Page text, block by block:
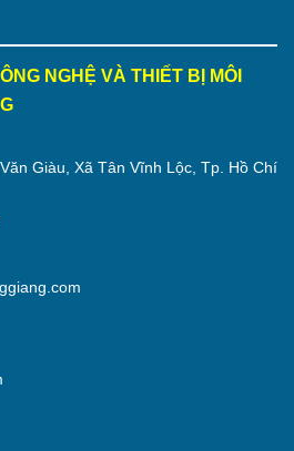
NGHỆ VÀ THIẾT BỊ MÔI
Giàu, Xã Tân Vĩnh Lộc, Tp. Hồ Chí